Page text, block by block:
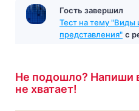
Гость завершил
Тест «Хорь и
Не подошло? Напиши
не хватает!